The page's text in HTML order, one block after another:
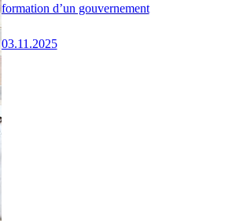
formation d’un gouvernement
03.11.2025